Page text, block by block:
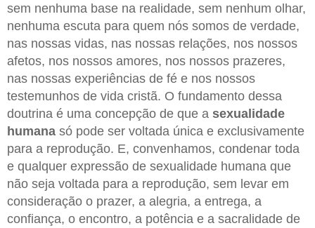
sem nenhuma base na realidade, sem nenhum olhar,
nenhuma escuta para quem nós somos de verdade,
nas nossas vidas, nas nossas relações, nos nossos
afetos, nos nossos amores, nos nossos prazeres,
nas nossas experiências de fé e nos nossos
testemunhos de vida cristã. O fundamento dessa
doutrina é uma concepção de que a sexualidade
humana só pode ser voltada única e exclusivamente
para a reprodução. E, convenhamos, condenar toda
e qualquer expressão de sexualidade humana que
não seja voltada para a reprodução, sem levar em
consideração o prazer, a alegria, a entrega, a
confiança, o encontro, a potência e a sacralidade de